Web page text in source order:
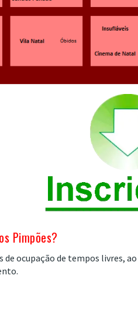
Pimpões?
ocupação de tempos livres,